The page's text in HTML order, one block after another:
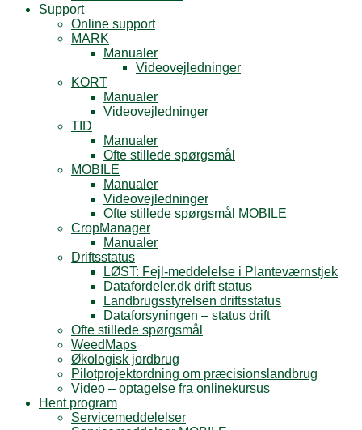
Support
Online support
MARK
Manualer
Videovejledninger
KORT
Manualer
Videovejledninger
TID
Manualer
Ofte stillede spørgsmål
MOBILE
Manualer
Videovejledninger
Ofte stillede spørgsmål MOBILE
CropManager
Manualer
Driftsstatus
LØST: Fejl-meddelelse i Planteværnstjek
Datafordeler.dk drift status
Landbrugsstyrelsen driftsstatus
Dataforsyningen – status drift
Ofte stillede spørgsmål
WeedMaps
Økologisk jordbrug
Pilotprojektordning om præcisionslandbrug
Video – optagelse fra onlinekursus
Hent program
Servicemeddelelser